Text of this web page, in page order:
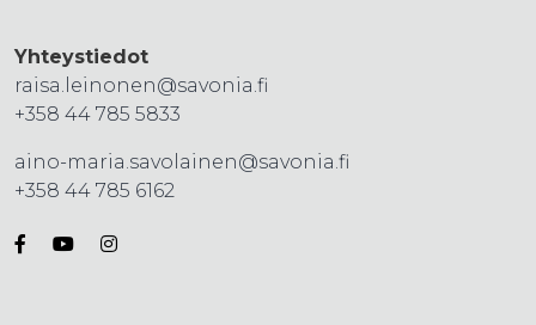
Yhteystiedot
raisa.leinonen@savonia.fi
+358 44 785 5833
aino-maria.savolainen@savonia.fi
+358 44 785 6162